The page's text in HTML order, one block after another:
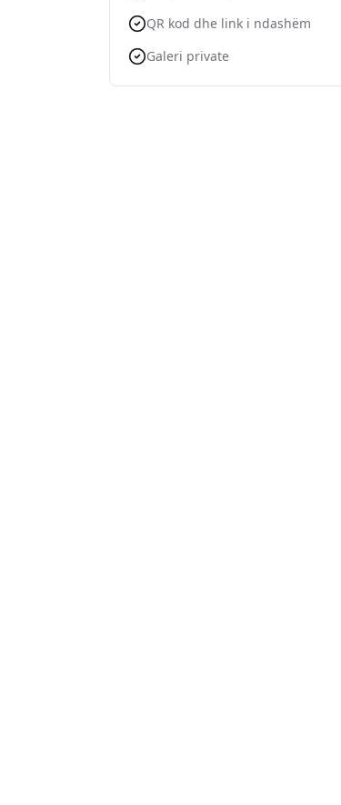
QR kod dhe link i ndashëm
Galeri private